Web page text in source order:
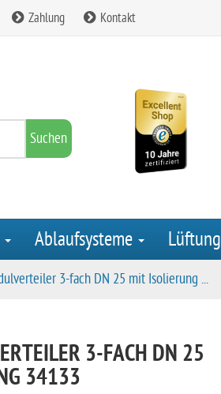
Zahlung Kontakt
Suchen
Ablaufsysteme Lüftung
3-fach DN 25 mit Isolierung ...
3-FACH DN 25
34133